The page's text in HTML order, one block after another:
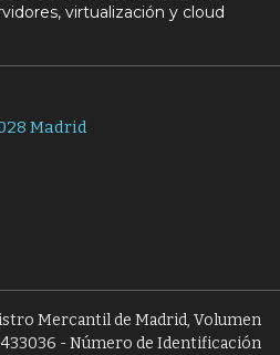
virtualización y cloud
Madrid
Mercantil de Madrid, Volumen
433036 - Número de Identificación